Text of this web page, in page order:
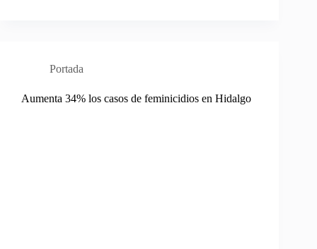
Portada
Aumenta 34% los casos de feminicidios en Hidalgo